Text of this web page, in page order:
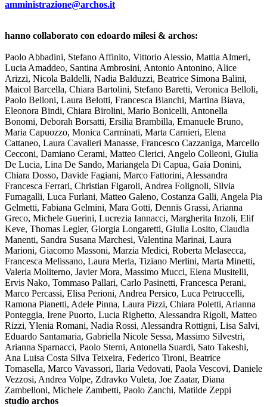
amministrazione@archos.it
hanno collaborato con edoardo milesi & archos:
Paolo Abbadini, Stefano Affinito, Vittorio Alessio, Mattia Almeri,
Lucia Amaddeo, Santina Ambrosini, Antonio Antonino, Alice
Arizzi, Nicola Baldelli, Nadia Balduzzi, Beatrice Simona Balini,
Maicol Barcella, Chiara Bartolini, Stefano Baretti, Veronica Belloli,
Paolo Belloni, Laura Belotti, Francesca Bianchi, Martina Biava,
Eleonora Bindi, Chiara Birolini, Mario Bonicelli, Antonella
Bonomi, Deborah Borsatti, Ersilia Brambilla, Emanuele Bruno,
Maria Capuozzo, Monica Carminati, Marta Carnieri, Elena
Cattaneo, Laura Cavalieri Manasse, Francesco Cazzaniga, Marcello
Cecconi, Damiano Cerami, Matteo Clerici, Angelo Colleoni, Giulia
De Lucia, Lina De Sando, Mariangela Di Capua, Gaia Donini,
Chiara Dosso, Davide Fagiani, Marco Fattorini, Alessandra
Francesca Ferrari, Christian Figaroli, Andrea Folignoli, Silvia
Fumagalli, Luca Furlani, Matteo Galeno, Costanza Galli, Angela Pia
Gelmetti, Fabiana Gelmini, Mara Gotti, Dennis Grassi, Arianna
Greco, Michele Guerini, Lucrezia Iannacci, Margherita Inzoli, Elif
Keve, Thomas Legler, Giorgia Longaretti, Giulia Losito, Claudia
Manenti, Sandra Susana Marchesi, Valentina Marinai, Laura
Marioni, Giacomo Massoni, Marzia Medici, Roberta Melasecca,
Francesca Melissano, Laura Merla, Tiziano Merlini, Marta Minetti,
Valeria Moliterno, Javier Mora, Massimo Mucci, Elena Musitelli,
Ervis Nako, Tommaso Pallari, Carlo Pasinetti, Francesca Perani,
Marco Percassi, Elisa Perioni, Andrea Persico, Luca Petruccelli,
Ramona Pianetti, Adele Pinna, Laura Pizzi, Chiara Poletti, Arianna
Ponteggia, Irene Puorto, Lucia Righetto, Alessandra Rigoli, Matteo
Rizzi, Ylenia Romani, Nadia Rossi, Alessandra Rottigni, Lisa Salvi,
Eduardo Santamaria, Gabriella Nicole Sessa, Massimo Silvestri,
Arianna Sparnacci, Paolo Sterni, Antonella Suardi, Sato Takeshi,
Ana Luisa Costa Silva Teixeira, Federico Tironi, Beatrice
Tomasella, Marco Vavassori, Ilaria Vedovati, Paola Vescovi, Daniele
Vezzosi, Andrea Volpe, Zdravko Vuleta, Joe Zaatar, Diana
Zambelloni, Michele Zambetti, Paolo Zanchi, Matilde Zeppi
studio archos